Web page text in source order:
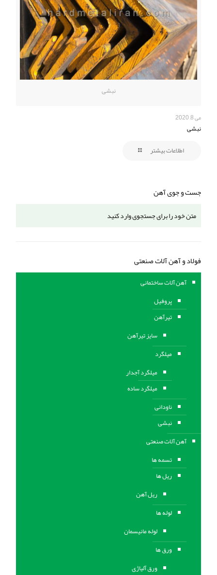
نبشی
می 8, 2020
نبشی
اطلاعات بیشتر
جست و جوی آهن
فولاد و آهن آلات صنعتی
آهن آلات ساختمانی
پروفیل
تیرآهن
سایز تیرآهن
میلگرد
میلگرد آجدار
میلگرد ساده
ناودانی
نبشی
آهن آلات صنعتی
تسمه ها
ریل ها
ریل آهن
لوله ها
لوله مانیسمان
ورق ها
ورق آلیاژی